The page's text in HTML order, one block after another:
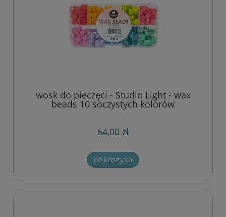
wosk do pieczęci - Studio Light - wax
beads 10 soczystych kolorów
64,00 zł
do koszyka